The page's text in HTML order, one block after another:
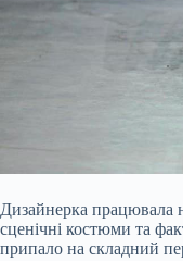
Дизайнерка працювала
сценічні костюми та
припало на складний